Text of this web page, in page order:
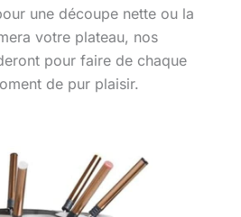
une découpe nette ou la
votre plateau, nos
pour faire de chaque
de pur plaisir.